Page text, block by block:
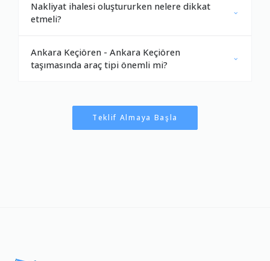
Nakliyat ihalesi oluştururken nelere dikkat
etmeli?
Ankara Keçiören - Ankara Keçiören
taşımasında araç tipi önemli mi?
Teklif Almaya Başla